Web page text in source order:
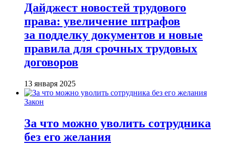
Дайджест новостей трудового
права: увеличение штрафов
за подделку документов и новые
правила для срочных трудовых
договоров
13 января 2025
Закон
За что можно уволить сотрудника
без его желания